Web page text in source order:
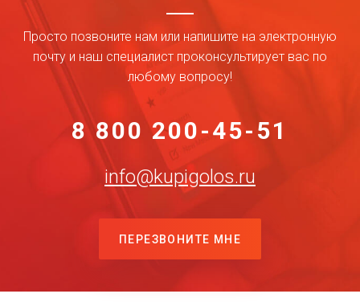
Просто позвоните нам или напишите на электронную
почту и наш специалист проконсультирует вас по
любому вопросу!
8 800 200-45-51
info@kupigolos.ru
ПЕРЕЗВОНИТЕ МНЕ